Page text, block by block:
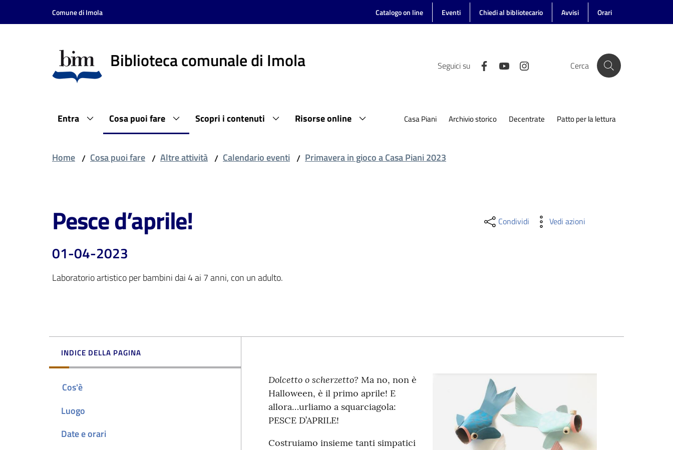
Vai al contenuto
Vai alla navigazione
Comune di Imola Catalogo on line Eventi Chiedi al bibliotecario Avvisi Orari
Biblioteca comunale di Imola Seguici su Cerca
Entra Cosa puoi fare Scopri i contenuti Risorse online Casa Piani Archivio storico Decentrate Patto per la lettura
Home / Cosa puoi fare / Altre attività / Calendario eventi / Primavera in gioco a Casa Piani 2023
Pesce d’aprile!
01-04-2023
Laboratorio artistico per bambini dai 4 ai 7 anni, con un adulto.
Condividi Vedi azioni
INDICE DELLA PAGINA
Cos'è
Luogo
Date e orari
Dolcetto o scherzetto? Ma no, non è
Halloween, è il primo aprile! E
allora…urliamo a squarciagola:
PESCE D’APRILE!
Costruiamo insieme tanti simpatici